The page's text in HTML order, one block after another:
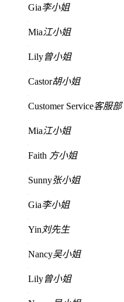
Gia李小姐
Mia江小姐
Lily曾小姐
Castor胡小姐
Customer Service客服部
Mia江小姐
Faith 方小姐
Sunny张小姐
Gia李小姐
Yin 刘先生
Nancy吴小姐
Lily曾小姐